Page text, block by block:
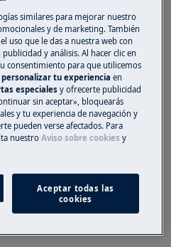
seguridad y calzado
o la
pueden tener
si no se realizan
6 × 300
similares para mejorar nuestro
y de marketing. También
uso que le das a nuestra web con
y análisis. Al hacer clic en
consentimiento para que utilicemos
personalizar tu experienciaen
especialesy ofrecerte publicidad
sin aceptar», bloquearás
y tu experiencia de navegación y
pueden verse afectados. Para
nuestroAviso sobre cookies y
Aceptar todas las
cookies